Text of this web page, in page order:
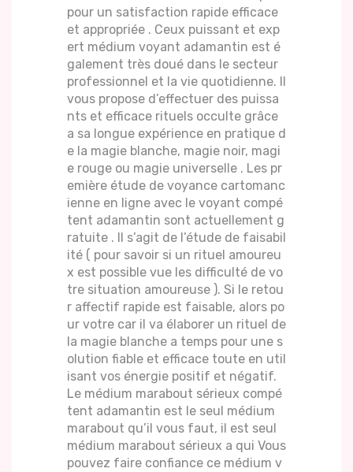
pour un satisfaction rapide efficace
et appropriée . Ceux puissant et exp
ert médium voyant adamantin est é
galement très doué dans le secteur
professionnel et la vie quotidienne. Il
vous propose d’effectuer des puissa
nts et efficace rituels occulte grâce
a sa longue expérience en pratique d
e la magie blanche, magie noir, magi
e rouge ou magie universelle . Les pr
emière étude de voyance cartomanc
ienne en ligne avec le voyant compé
tent adamantin sont actuellement g
ratuite . Il s’agit de l’étude de faisabil
ité ( pour savoir si un rituel amoureu
x est possible vue les difficulté de vo
tre situation amoureuse ). Si le retou
r affectif rapide est faisable, alors po
ur votre car il va élaborer un rituel de
la magie blanche a temps pour une s
olution fiable et efficace toute en util
isant vos énergie positif et négatif.
Le médium marabout sérieux compé
tent adamantin est le seul médium
marabout qu’il vous faut, il est seul
médium marabout sérieux a qui Vous
pouvez faire confiance ce médium v